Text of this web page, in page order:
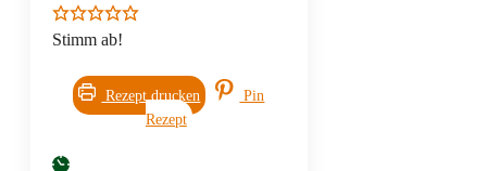
Stimm ab!
Rezept drucken
Pin
Rezept